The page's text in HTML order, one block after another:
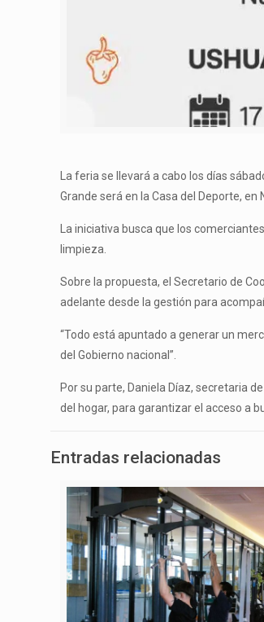
La feria se llevará a cabo los días
Grande será en la Casa del Deporte,
La iniciativa busca que los
limpieza.
Sobre la propuesta, el Secretario de
adelante desde la gestión para
“Todo está apuntado a generar un
del Gobierno nacional”.
Por su parte, Daniela Díaz, secretaria
del hogar, para garantizar el acceso a
Entradas relacionadas